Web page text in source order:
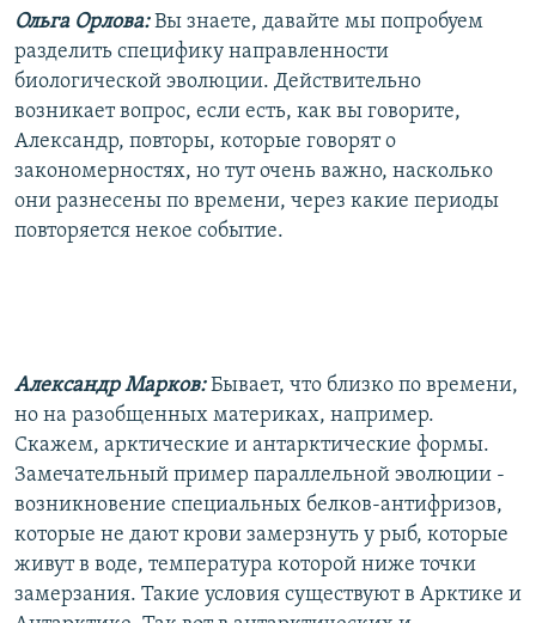
Ольга Орлова:Вы знаете, давайте мы попробуем
разделить специфику направленности
биологической эволюции. Действительно
возникает вопрос, если есть, как вы говорите,
Александр, повторы, которые говорят о
закономерностях, но тут очень важно, насколько
они разнесены по времени, через какие периоды
повторяется некое событие.
Александр Марков:Бывает, что близко по времени,
но на разобщенных материках, например.
Скажем, арктические и антарктические формы.
Замечательный пример параллельной эволюции -
возникновение специальных белков-антифризов,
которые не дают крови замерзнуть у рыб, которые
живут в воде, температура которой ниже точки
замерзания. Такие условия существуют в Арктике и